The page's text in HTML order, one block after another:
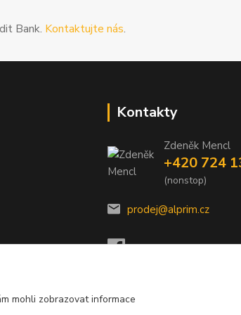
Bank. Kontaktujte nás.
Kontakty
Zdeněk Mencl
+420 724
(nonstop)
prodej@alprim.cz
mohli zobrazovat informace